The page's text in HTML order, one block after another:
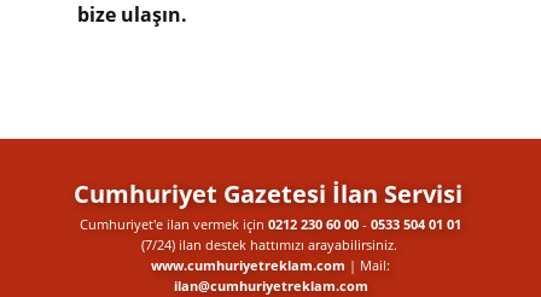
bize ulaşın.
Cumhuriyet Gazetesi İlan Servisi
Cumhuriyet'e ilan vermek için 0212 230 60 00 - 0533 504 01 01
(7/24) ilan destek​ hattımızı arayabilirsiniz.
www.cumhuriyetreklam.com | Mail:
ilan@cumhuriyetreklam.com